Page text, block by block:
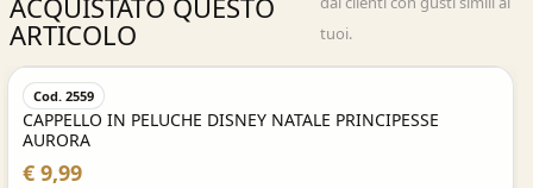
ARTICOLO
tuoi.
Cod. 2559
CAPPELLO IN PELUCHE DISNEY NATALE PRINCIPESSE
AURORA
€ 9,99